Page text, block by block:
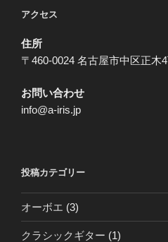
アクセス
住所
〒460-0024 名古屋市中区正木
お問い合わせ
info@a-iris.jp
投稿カテゴリー
オーボエ (3)
クラシックギター (1)